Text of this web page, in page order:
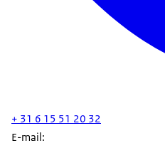
+ 31 6 15 51 20 32
E-mail: